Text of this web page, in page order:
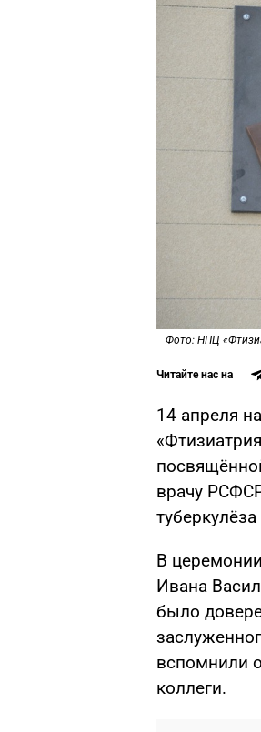
Фото: НПЦ
Читайте нас на
14 апреля
врачу
В
Ивана
было
вспомнили
коллеги.